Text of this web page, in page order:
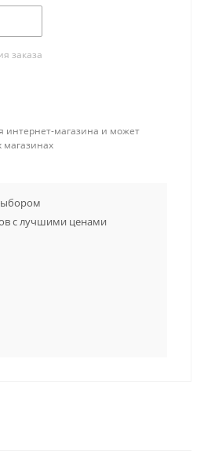
заказа
интернет-магазина и может
магазинах
с лучшими ценами